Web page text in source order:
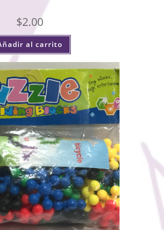
$2.00
al carrito